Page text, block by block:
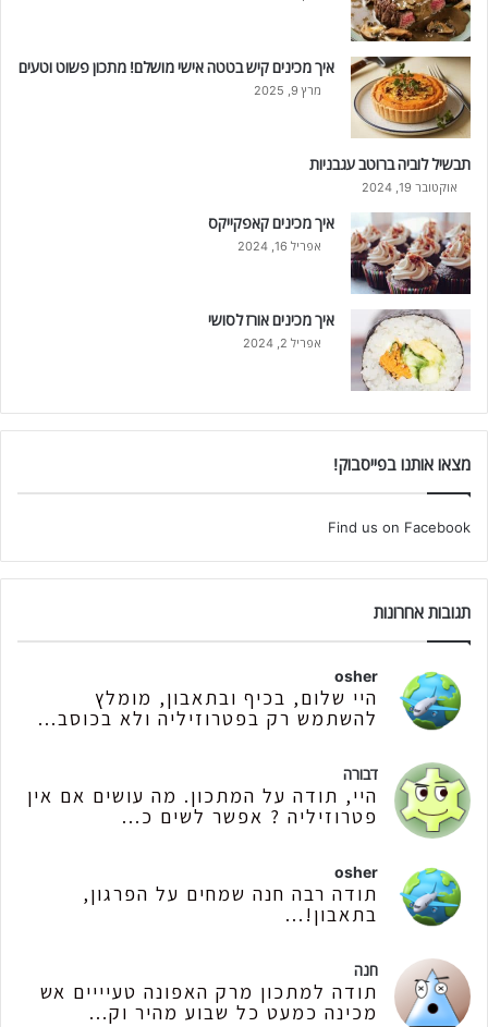
איך מכינים קיש בטטה אישי מושלם! מתכון פשוט וטעים
מרץ 9, 2025
תבשיל לוביה ברוטב עגבניות
אוקטובר 19, 2024
איך מכינים קאפקייקס
אפריל 16, 2024
איך מכינים אורז לסושי
אפריל 2, 2024
מצאו אותנו בפייסבוק!
Find us on Facebook
תגובות אחרונות
osher
היי שלום, בכיף ובתאבון, מומלץ
להשתמש רק בפטרוזיליה ולא בכוסב...
דבורה
היי, תודה על המתכון. מה עושים אם אין
פטרוזיליה ? אפשר לשים כ...
osher
תודה רבה חנה שמחים על הפרגון,
בתאבון!...
חנה
תודה למתכון מרק האפונה טעיייים אש
מכינה כמעט כל שבוע מהיר וק...